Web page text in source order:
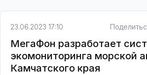
23.06.2023 17:10
МегаФон разработает
экомониторинга морской
Камчатского края